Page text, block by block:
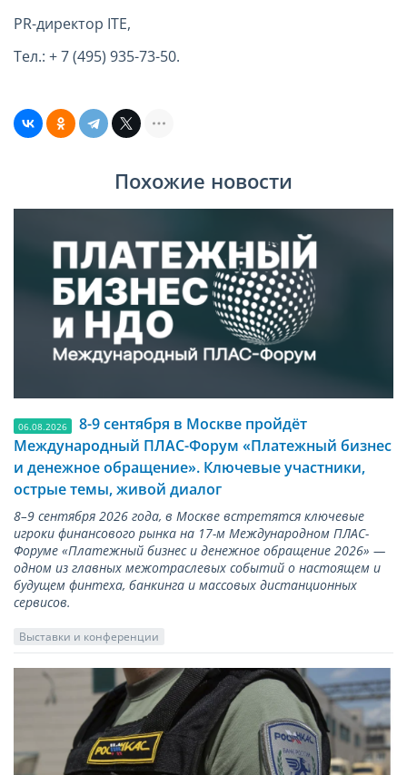
PR-директор ITE,
Тел.: +7 (495) 935-73-50.
Похожие новости
06.08.2026
8-9 сентября в Москве пройдёт
Международный ПЛАС-Форум «Платежный бизнес
и денежное обращение». Ключевые участники,
острые темы, живой диалог
8–9 сентября 2026 года, в Москве встретятся ключевые
игроки финансового рынка на 17-м Международном ПЛАС-
Форуме «Платежный бизнес и денежное обращение 2026» —
одном из главных межотраслевых событий о настоящем и
будущем финтеха, банкинга и массовых дистанционных
сервисов.
Выставки и конференции